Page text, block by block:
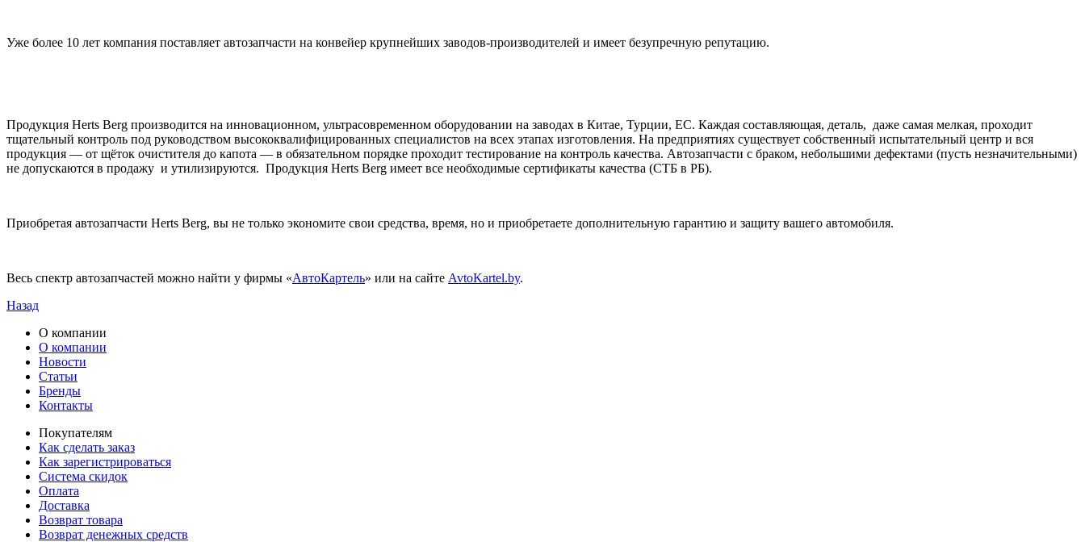
Уже более 10 лет компания поставляет автозапчасти на конвейер крупнейших заводов-производителей и имеет безупречную репутацию.
Продукция Herts Berg производится на инновационном, ультрасовременном оборудовании на заводах в Китае, Турции, ЕС. Каждая составляющая, деталь, даже самая мелкая, проходит
тщательный контроль под руководством высококвалифицированных специалистов на всех этапах изготовления. На предприятиях существует собственный испытательный центр и вся
продукция — от щёток очистителя до капота — в обязательном порядке проходит тестирование на контроль качества. Автозапчасти с браком, небольшими дефектами (пусть незначительными)
не допускаются в продажу и утилизируются. Продукция Herts Berg имеет все необходимые сертификаты качества (СТБ в РБ).
Приобретая автозапчасти Herts Berg, вы не только экономите свои средства, время, но и приобретаете дополнительную гарантию и защиту вашего автомобиля.
Весь спектр автозапчастей можно найти у фирмы «АвтоКартель» или на сайте AvtoKartel.by.
Назад
О компании
О компании
Новости
Статьи
Бренды
Контакты
Покупателям
Как сделать заказ
Как зарегистрироваться
Система скидок
Оплата
Доставка
Возврат товара
Возврат денежных средств